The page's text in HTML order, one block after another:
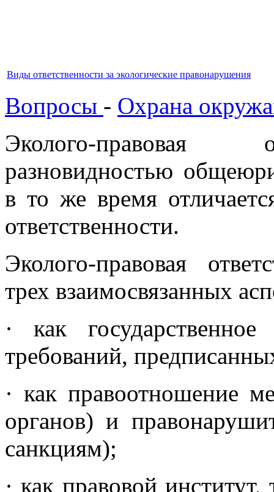
Виды ответственности за экологические правонарушения
Вопросы - Охрана
Эколого-правовая
разновидностью
в то же время
ответственности.
Эколого-правовая
трех взаимосвязанных
· как
требований,
· как правоотношение
органов) и
санкциям);
· как правовой